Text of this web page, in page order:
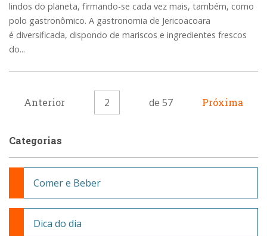
lindos do planeta, firmando-se cada vez mais, também, como
polo gastronômico. A gastronomia de Jericoacoara
é diversificada, dispondo de mariscos e ingredientes frescos
do...
Anterior 2 de 57 Próxima
Categorias
Comer e Beber
Dica do dia